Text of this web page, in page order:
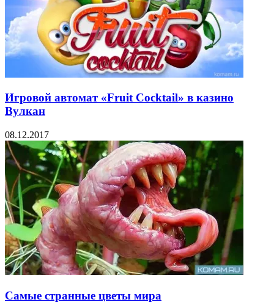
Игровой автомат «Fruit Cocktail» в казино
Вулкан
08.12.2017
Самые странные цветы мира